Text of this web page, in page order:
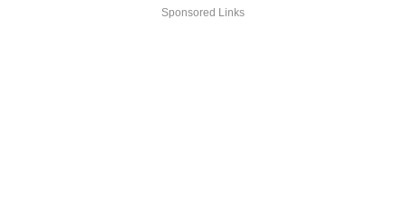
Sponsored Links